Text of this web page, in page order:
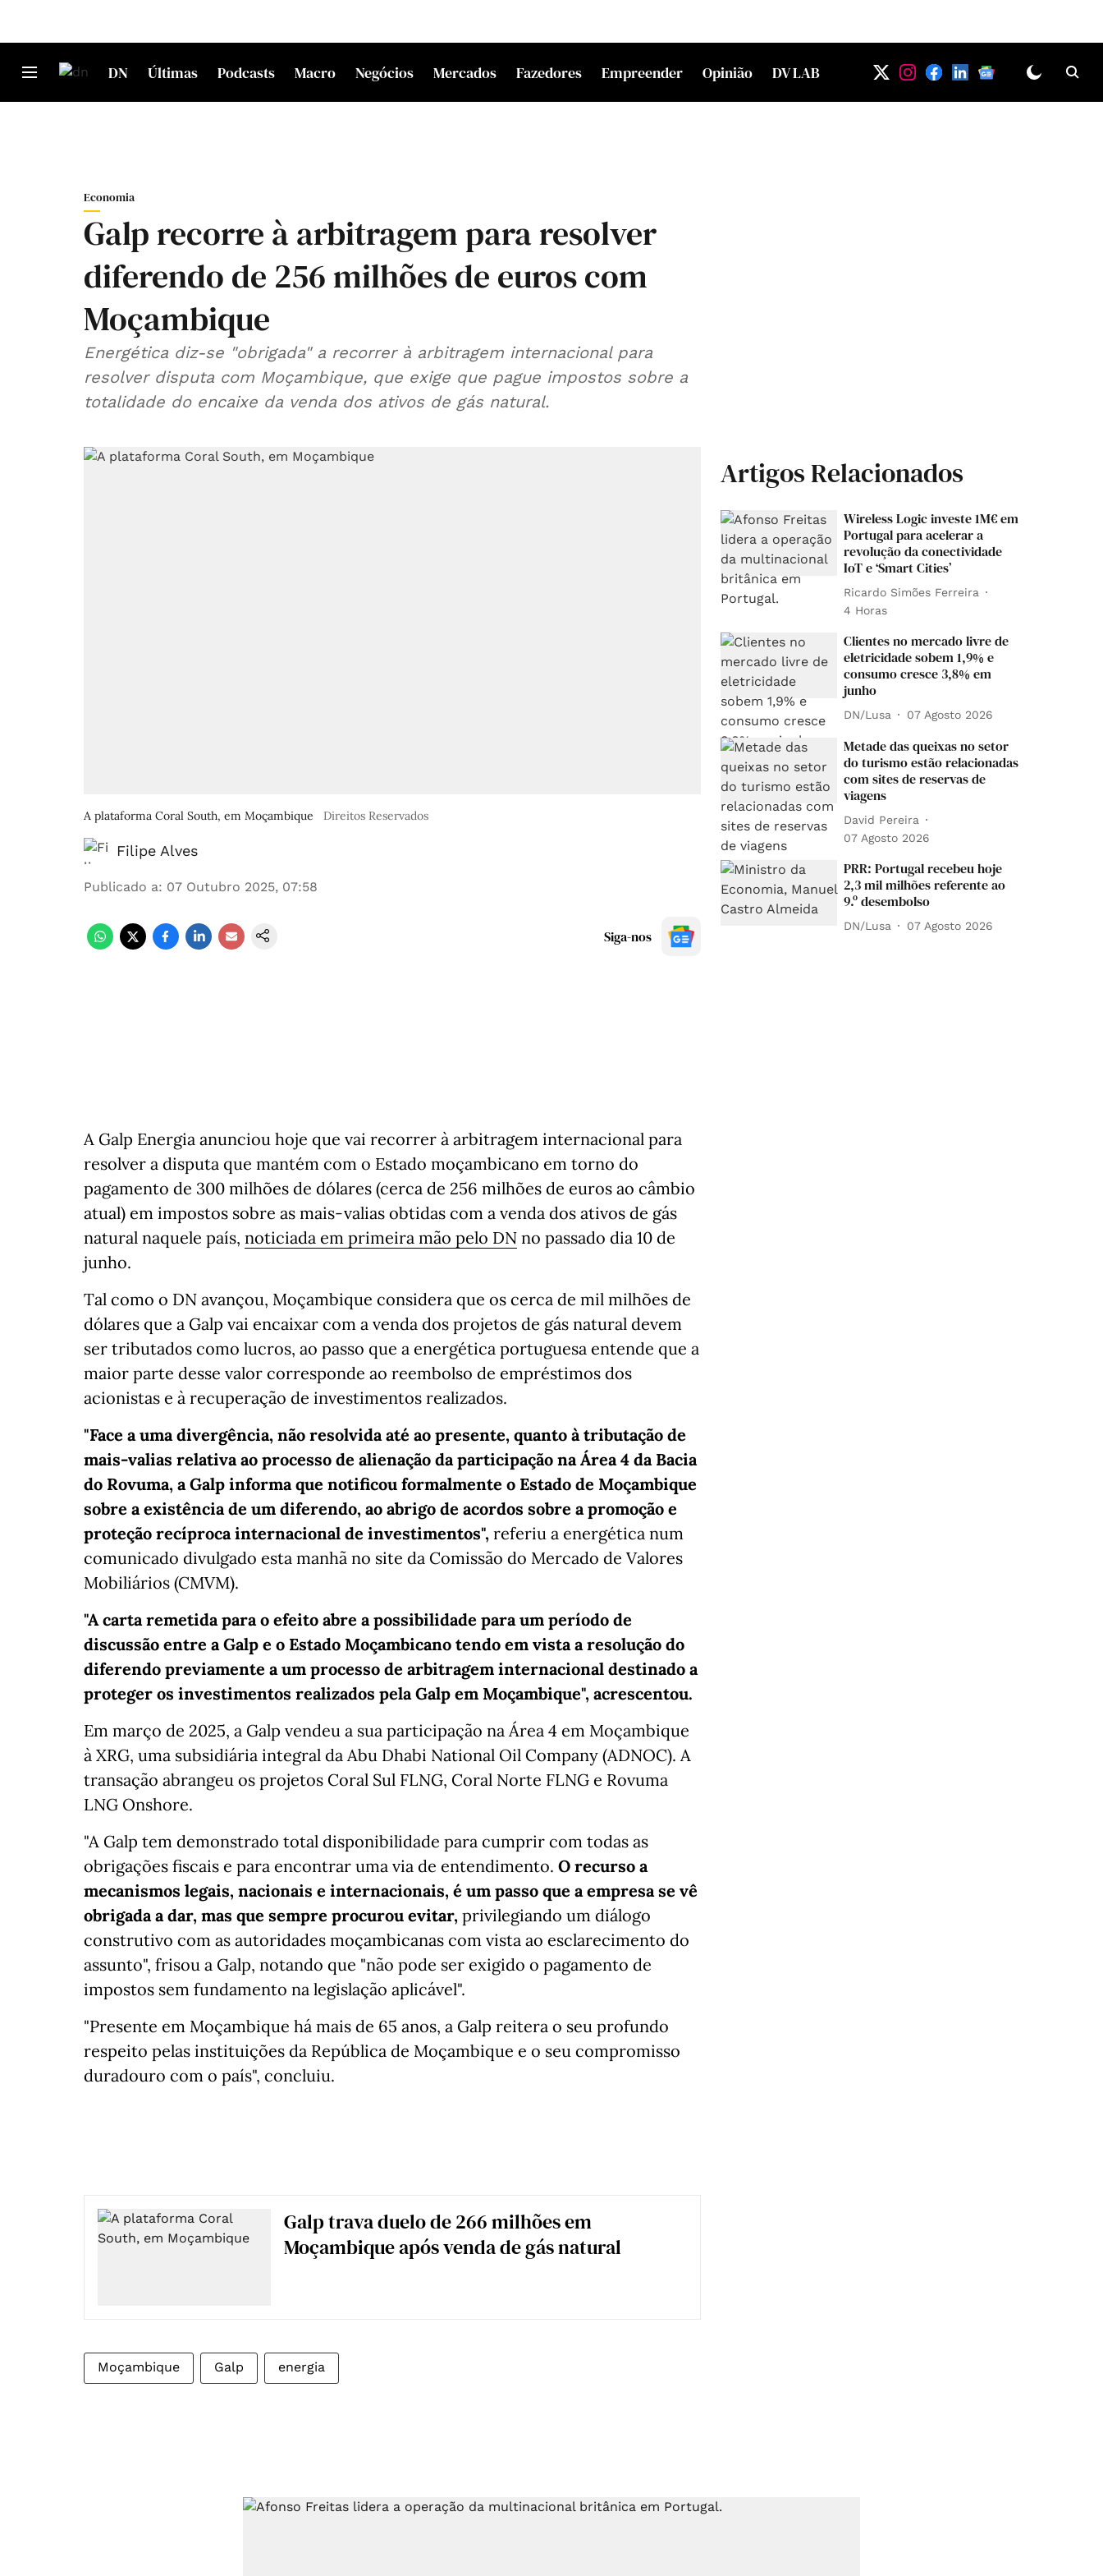
DN Últimas Podcasts Macro Negócios Mercados Fazedores Empreender Opinião DV LAB
Economia
Galp recorre à arbitragem para resolver
diferendo de 256 milhões de euros com
Moçambique
Energética diz-se "obrigada" a recorrer à arbitragem internacional para
resolver disputa com Moçambique, que exige que pague impostos sobre a
totalidade do encaixe da venda dos ativos de gás natural.
A plataforma Coral South, em Moçambique Direitos Reservados
Filipe Alves
Publicado a: 07 Outubro 2025, 07:58
Siga-nos
A Galp Energia anunciou hoje que vai recorrer à arbitragem internacional para
resolver a disputa que mantém com o Estado moçambicano em torno do
pagamento de 300 milhões de dólares (cerca de 256 milhões de euros ao câmbio
atual) em impostos sobre as mais-valias obtidas com a venda dos ativos de gás
natural naquele país, noticiada em primeira mão pelo DN no passado dia 10 de
junho.
Tal como o DN avançou, Moçambique considera que os cerca de mil milhões de
dólares que a Galp vai encaixar com a venda dos projetos de gás natural devem
ser tributados como lucros, ao passo que a energética portuguesa entende que a
maior parte desse valor corresponde ao reembolso de empréstimos dos
acionistas e à recuperação de investimentos realizados.
"Face a uma divergência, não resolvida até ao presente, quanto à tributação de
mais-valias relativa ao processo de alienação da participação na Área 4 da Bacia
do Rovuma, a Galp informa que notificou formalmente o Estado de Moçambique
sobre a existência de um diferendo, ao abrigo de acordos sobre a promoção e
proteção recíproca internacional de investimentos", referiu a energética num
comunicado divulgado esta manhã no site da Comissão do Mercado de Valores
Mobiliários (CMVM).
"A carta remetida para o efeito abre a possibilidade para um período de
discussão entre a Galp e o Estado Moçambicano tendo em vista a resolução do
diferendo previamente a um processo de arbitragem internacional destinado a
proteger os investimentos realizados pela Galp em Moçambique", acrescentou.
Em março de 2025, a Galp vendeu a sua participação na Área 4 em Moçambique
à XRG, uma subsidiária integral da Abu Dhabi National Oil Company (ADNOC). A
transação abrangeu os projetos Coral Sul FLNG, Coral Norte FLNG e Rovuma
LNG Onshore.
"A Galp tem demonstrado total disponibilidade para cumprir com todas as
obrigações fiscais e para encontrar uma via de entendimento. O recurso a
mecanismos legais, nacionais e internacionais, é um passo que a empresa se vê
obrigada a dar, mas que sempre procurou evitar, privilegiando um diálogo
construtivo com as autoridades moçambicanas com vista ao esclarecimento do
assunto", frisou a Galp, notando que "não pode ser exigido o pagamento de
impostos sem fundamento na legislação aplicável".
"Presente em Moçambique há mais de 65 anos, a Galp reitera o seu profundo
respeito pelas instituições da República de Moçambique e o seu compromisso
duradouro com o país", concluiu.
Galp trava duelo de 266 milhões em
Moçambique após venda de gás natural
Moçambique Galp energia
Artigos Relacionados
Wireless Logic investe 1M€ em
Portugal para acelerar a
revolução da conectividade
IoT e ‘Smart Cities’
Ricardo Simões Ferreira
4 Horas
Clientes no mercado livre de
eletricidade sobem 1,9% e
consumo cresce 3,8% em
junho
DN/Lusa 07 Agosto 2026
Metade das queixas no setor
do turismo estão relacionadas
com sites de reservas de
viagens
David Pereira
07 Agosto 2026
PRR: Portugal recebeu hoje
2,3 mil milhões referente ao
9.º desembolso
DN/Lusa 07 Agosto 2026